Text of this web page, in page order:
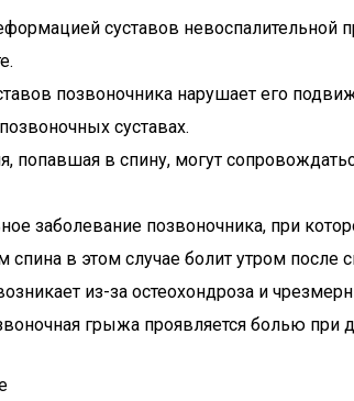
суставов
позвоночника нарушает его
суставах.
попавшая в спину, могут
заболевание позвоночника, при
в этом случае болит утром после
из-за остеохондроза и
грыжа проявляется болью при